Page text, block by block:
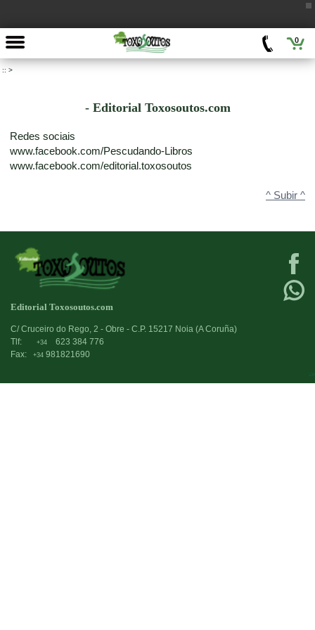
0
:: >
- Editorial Toxosoutos.com
Redes sociais
www.facebook.com/Pescudando-Libros
www.facebook.com/editorial.toxosoutos
^ Subir ^
Editorial Toxosoutos.com
C/ Cruceiro do Rego, 2 - Obre - C.P. 15217 Noia (A Coruña)
Tlf:
+34
623 384 776
Fax:
+34 981821690
->